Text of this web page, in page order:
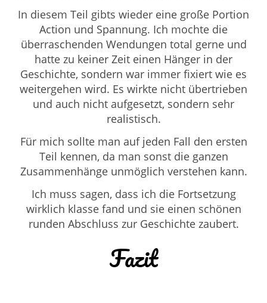
In diesem Teil gibts wieder eine große Portion
Action und Spannung. Ich mochte die
überraschenden Wendungen total gerne und
hatte zu keiner Zeit einen Hänger in der
Geschichte, sondern war immer fixiert wie es
weitergehen wird. Es wirkte nicht übertrieben
und auch nicht aufgesetzt, sondern sehr
realistisch.
Für mich sollte man auf jeden Fall den ersten
Teil kennen, da man sonst die ganzen
Zusammenhänge unmöglich verstehen kann.
Ich muss sagen, dass ich die Fortsetzung
wirklich klasse fand und sie einen schönen
runden Abschluss zur Geschichte zaubert.
Fazit